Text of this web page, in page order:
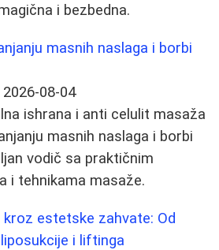
i bezbedna.
masnih naslaga i borbi
2026-08-04
ishrana i anti celulit masaža
masnih naslaga i borbi
vodič sa praktičnim
i tehnikama masaže.
estetske zahvate: Od
i liftinga